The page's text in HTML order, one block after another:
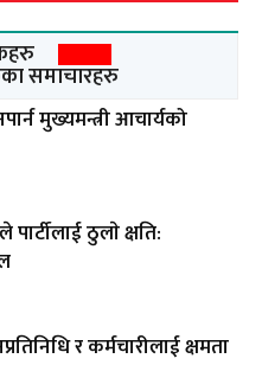
समाचारहरु
मुख्यमन्त्री आचार्यको
ठुलाे क्षति:
र कर्मचारीलाई क्षमता